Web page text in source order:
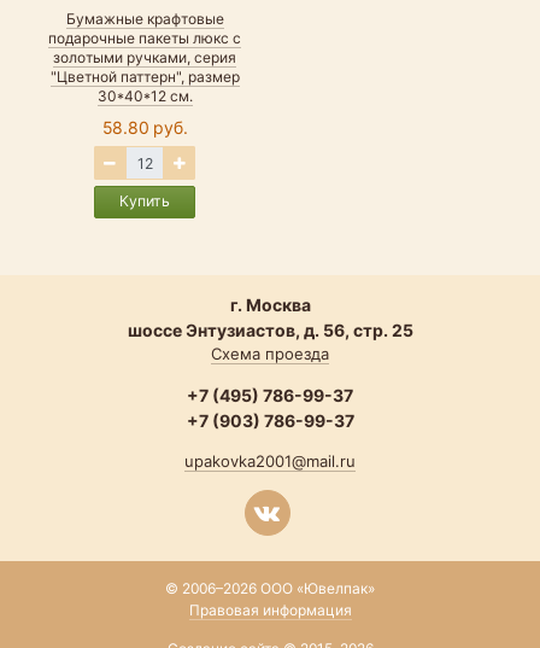
Бумажные крафтовые
подарочные пакеты люкс с
золотыми ручками, серия
"Цветной паттерн", размер
30*40*12 см.
58.80 руб.
Купить
г. Москва
шоссе Энтузиастов, д. 56, стр. 25
Схема проезда
+7 (495) 786-99-37
+7 (903) 786-99-37
upakovka2001@mail.ru
© 2006–2026 ООО «Ювелпак»
Правовая информация